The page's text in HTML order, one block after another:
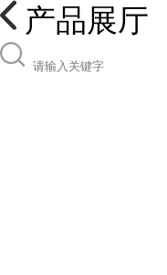
产品展厅